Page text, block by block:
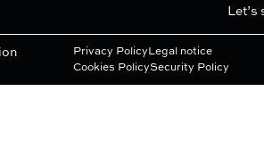
Let’s
Privacy Policy Legal notice
Cookies PolicySecurity Policy